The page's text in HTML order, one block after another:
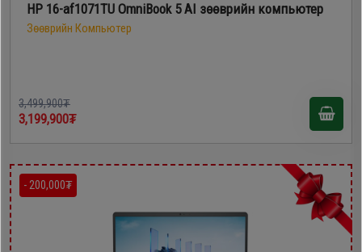
HP 16-af1071TU OmniBook 5 AI зөөврийн компьютер
Зөөврийн Компьютер
3,499,900₮
3,199,900₮
- 200,000₮